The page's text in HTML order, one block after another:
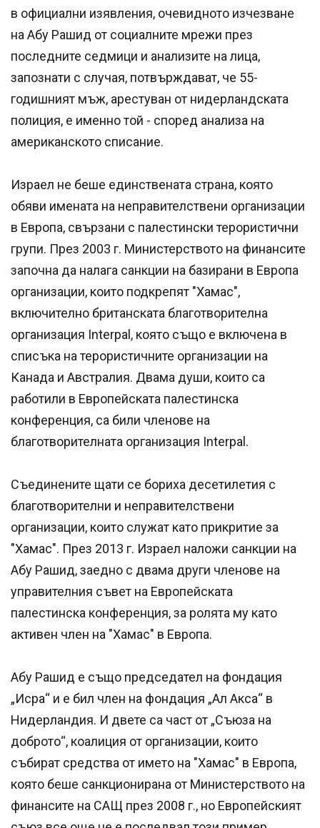
в официални изявления, очевидното изчезване
на Абу Рашид от социалните мрежи през
последните седмици и анализите на лица,
запознати с случая, потвърждават, че 55-
годишният мъж, арестуван от нидерландската
полиция, е именно той - според анализа на
американското списание.
Израел не беше единствената страна, която
обяви имената на неправителствени организации
в Европа, свързани с палестински терористични
групи. През 2003 г. Министерството на финансите
започна да налага санкции на базирани в Европа
организации, които подкрепят "Хамас",
включително британската благотворителна
организация Interpal, която също е включена в
списъка на терористичните организации на
Канада и Австралия. Двама души, които са
работили в Европейската палестинска
конференция, са били членове на
благотворителната организация Interpal.
Съединените щати се бориха десетилетия с
благотворителни и неправителствени
организации, които служат като прикритие за
"Хамас". През 2013 г. Израел наложи санкции на
Абу Рашид, заедно с двама други членове на
управителния съвет на Европейската
палестинска конференция, за ролята му като
активен член на "Хамас" в Европа.
Абу Рашид е също председател на фондация
„Исра“ и е бил член на фондация „Ал Акса“ в
Нидерландия. И двете са част от „Съюза на
доброто“, коалиция от организации, които
събират средства от името на "Хамас" в Европа,
която беше санкционирана от Министерството на
финансите на САЩ през 2008 г., но Европейският